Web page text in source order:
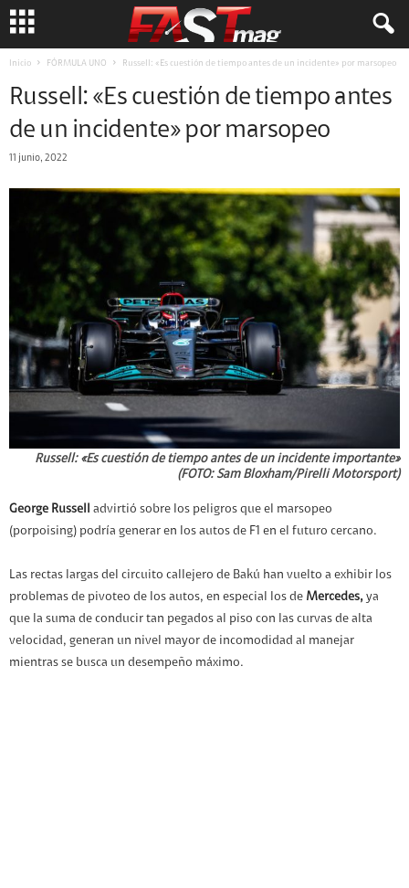
Inicio FÓRMULA UNO Russell: «Es cuestión de tiempo antes de un incidente» por marsopeo
Russell: «Es cuestión de tiempo antes
de un incidente» por marsopeo
11 junio, 2022
Russell: «Es cuestión de tiempo antes de un incidente importante»
(FOTO: Sam Bloxham/Pirelli Motorsport)
George Russell advirtió sobre los peligros que el marsopeo
(porpoising) podría generar en los autos de F1 en el futuro cercano.
Las rectas largas del circuito callejero de Bakú han vuelto a exhibir los
problemas de pivoteo de los autos, en especial los de Mercedes, ya
que la suma de conducir tan pegados al piso con las curvas de alta
velocidad, generan un nivel mayor de incomodidad al manejar
mientras se busca un desempeño máximo.